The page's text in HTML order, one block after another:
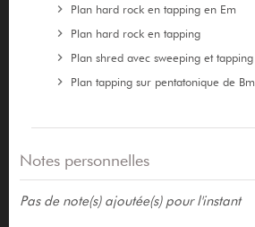
Plan hard rock en tapping en Em
Plan hard rock en tapping
Plan shred avec sweeping et tapping
Plan tapping sur pentatonique de Bm
Notes personnelles
Pas de note(s) ajoutée(s) pour l'instant